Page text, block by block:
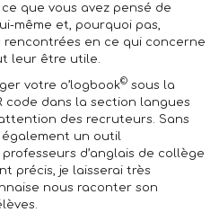
que vous avez pensé de
même et, pourquoi pas,
rencontrées en ce qui concerne
leur être utile.
votre o’logbook© sous la
code dans la section langues
des recruteurs. Sans
également un outil
d’anglais de collège
précis, je laisserai très
nous raconter son